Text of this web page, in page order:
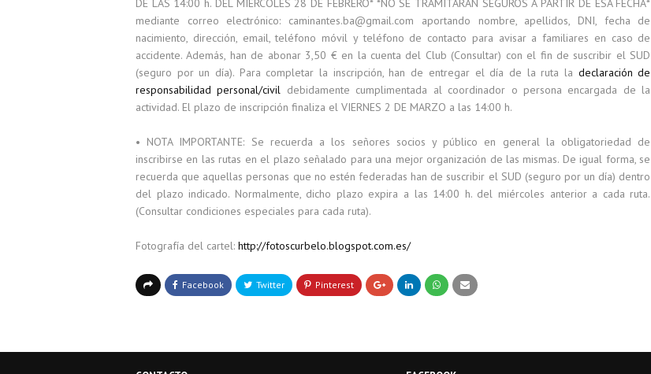
DE LAS 14:00 h. DEL MIÉRCOLES 28 DE FEBRERO* *NO SE TRAMITARÁN SEGUROS A PARTIR DE ESA FECHA*
mediante correo electrónico: caminantes.ba@gmail.com aportando nombre, apellidos, DNI, fecha de
nacimiento, dirección, email, teléfono móvil y teléfono de contacto para avisar a familiares en caso de
accidente. Además, han de abonar 3,50 € en la cuenta del Club (Consultar) con el fin de suscribir el SUD
(seguro por un día). Para completar la inscripción, han de entregar el día de la ruta la declaración de
responsabilidad personal/civil debidamente cumplimentada al coordinador o persona encargada de la
actividad. El plazo de inscripción finaliza el VIERNES 2 DE MARZO a las 14:00 h.
• NOTA IMPORTANTE: Se recuerda a los señores socios y público en general la obligatoriedad de
inscribirse en las rutas en el plazo señalado para una mejor organización de las mismas. De igual forma, se
recuerda que aquellas personas que no estén federadas han de suscribir el SUD (seguro por un día) dentro
del plazo indicado. Normalmente, dicho plazo expira a las 14:00 h. del miércoles anterior a cada ruta.
(Consultar condiciones especiales para cada ruta).
Fotografía del cartel: http://fotoscurbelo.blogspot.com.es/